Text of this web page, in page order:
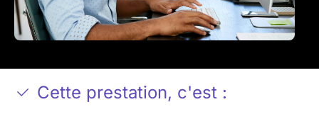
Cette prestation, c'est :